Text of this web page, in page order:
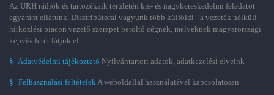
Az URH rádiók és tartozékaik területén kis- és nagykereskedelmi feladatot
egyaránt ellátunk. Disztribútorai vagyunk több külföldi - a vezeték nélküli
hírközlési piacon vezető szerepet betöltő cégnek, melyeknek magyarországi
képviseletét látjuk el.
§ Adatvédelmi tájékoztató Nyilvántartott adatok, adatkezelési elveink
§ Felhasználási feltételekA weboldallal használatával kapcsolatosan